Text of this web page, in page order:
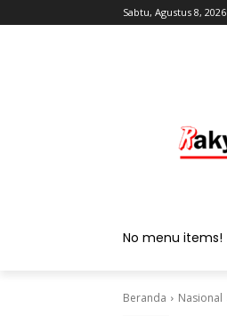
Sabtu, Agustus 8, 2026
No menu items!
Beranda Nasional